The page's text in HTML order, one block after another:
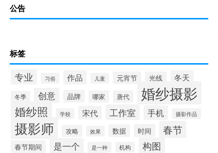
公告
标签
专业 习俗 作品 儿童 元宵节 光线 冬天
冬季 创意 品牌 哪家 唐代 婚纱摄影
婚纱照 学校 宋代 工作室 手机 摄影作品
摄影师 攻略 效果 数据 时间 春节
春节期间 是一个 是一种 机构 构图